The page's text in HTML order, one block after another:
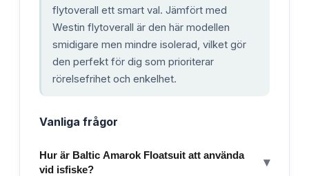
flytoverall ett smart val. Jämfört med
Westin flytoverall är den här modellen
smidigare men mindre isolerad, vilket gör
den perfekt för dig som prioriterar
rörelsefrihet och enkelhet.
Vanliga frågor
Hur är Baltic Amarok Floatsuit att använda
vid isfiske?
▾